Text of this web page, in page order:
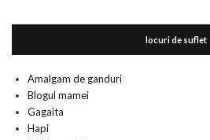
locuri de suflet
Amalgam de ganduri
Blogul mamei
Gagaita
Hapi